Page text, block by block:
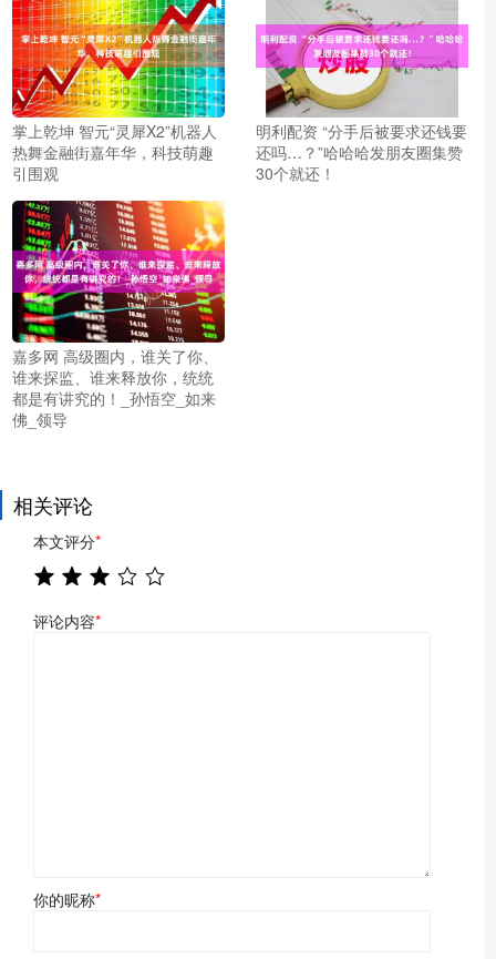
掌上乾坤 智元“灵犀X2”机器人
热舞金融街嘉年华，科技萌趣
引围观
明利配资 “分手后被要求还钱要
还吗…？”哈哈哈发朋友圈集赞
30个就还！
嘉多网 高级圈内，谁关了你、
谁来探监、谁来释放你，统统
都是有讲究的！_孙悟空_如来
佛_领导
相关评论
本文评分*
评论内容*
你的昵称*